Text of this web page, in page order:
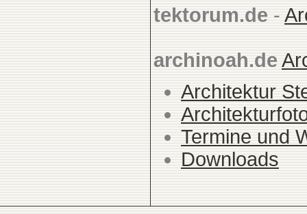
tektorum.de -
archinoah.de
Architektur
Termine und
Downloads